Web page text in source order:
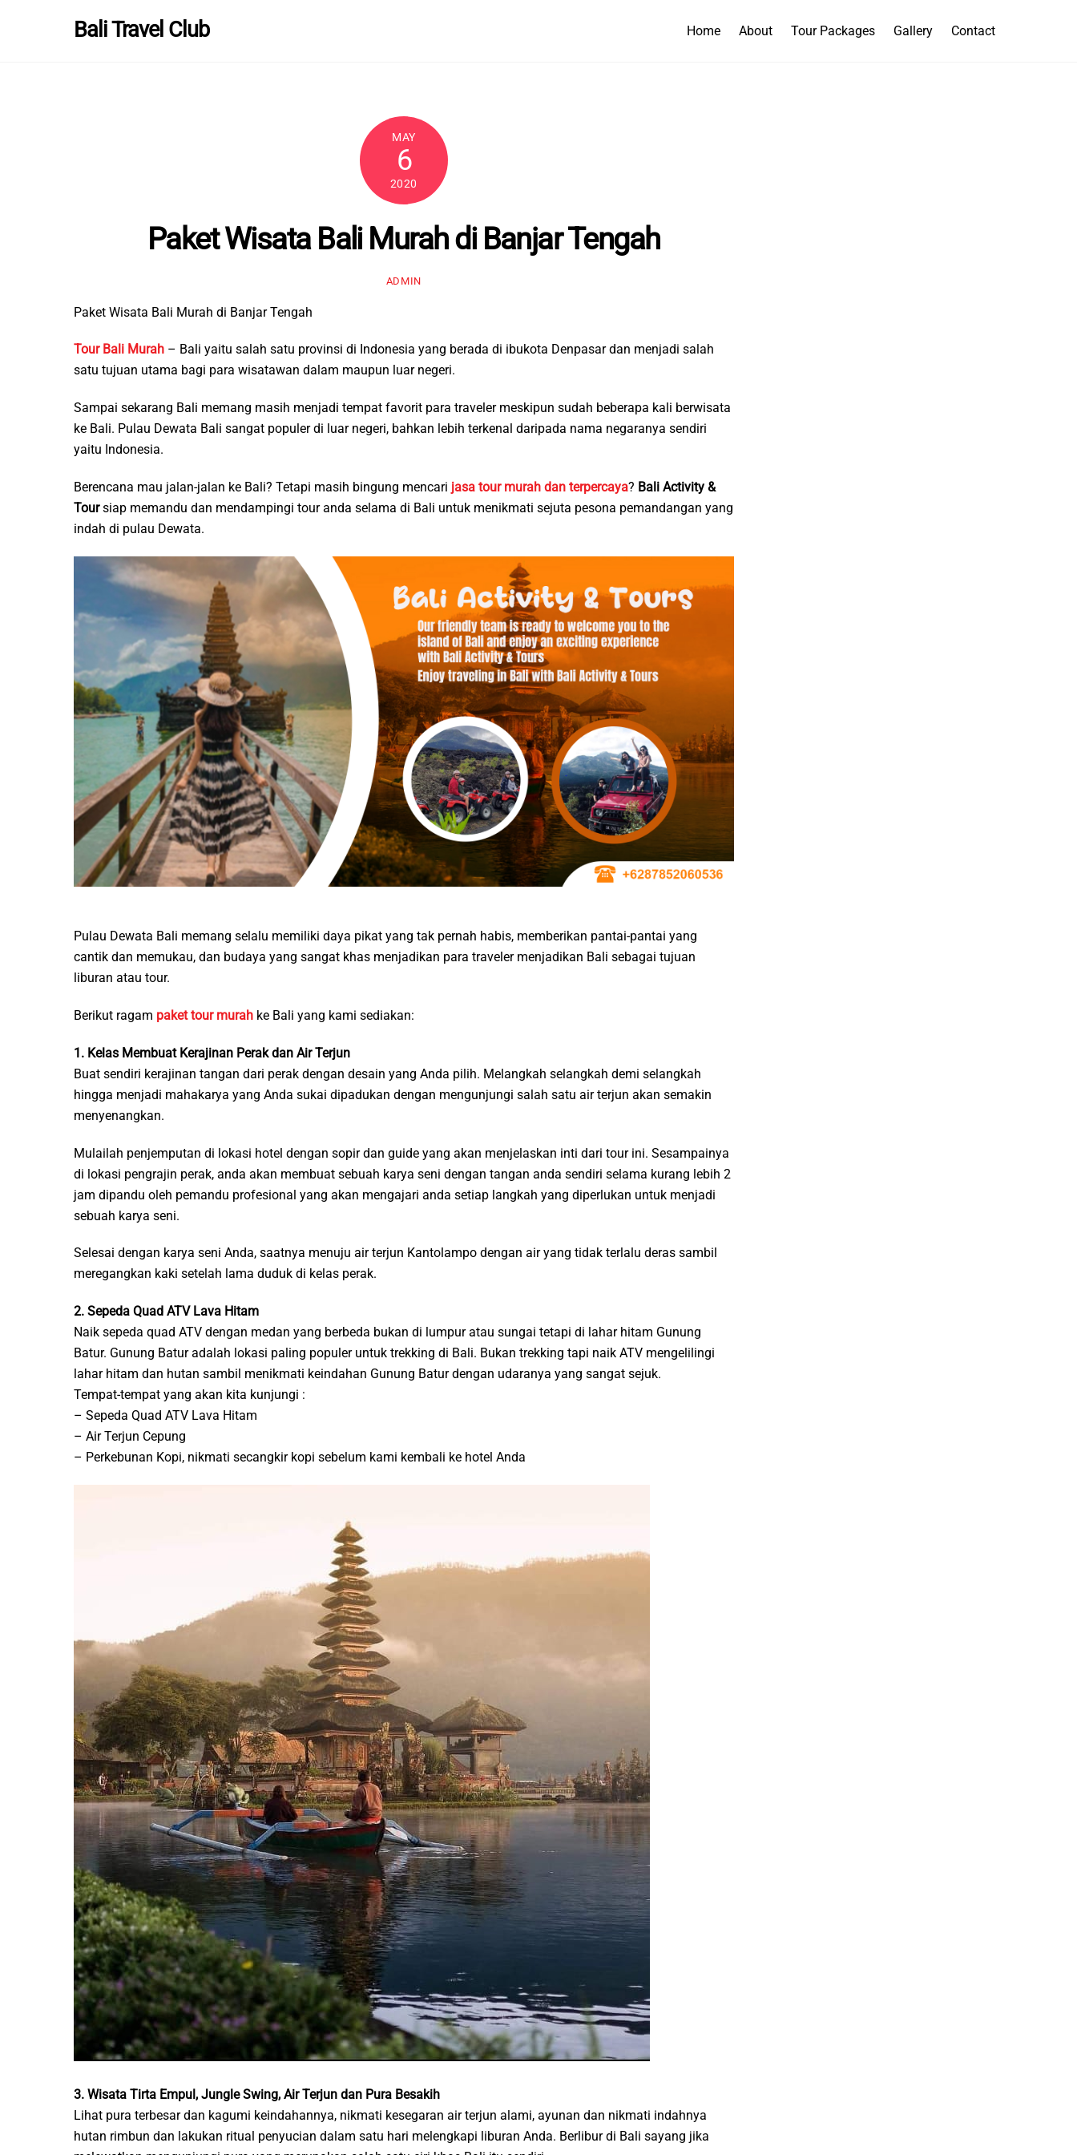
Bali Travel Club Home About Tour Packages Gallery Contact
MAY
6
2020
Paket Wisata Bali Murah di Banjar Tengah
ADMIN
Paket Wisata Bali Murah di Banjar Tengah
Tour Bali Murah – Bali yaitu salah satu provinsi di Indonesia yang berada di ibukota Denpasar dan menjadi salah
satu tujuan utama bagi para wisatawan dalam maupun luar negeri.
Sampai sekarang Bali memang masih menjadi tempat favorit para traveler meskipun sudah beberapa kali berwisata
ke Bali. Pulau Dewata Bali sangat populer di luar negeri, bahkan lebih terkenal daripada nama negaranya sendiri
yaitu Indonesia.
Berencana mau jalan-jalan ke Bali? Tetapi masih bingung mencari jasa tour murah dan terpercaya? Bali Activity &
Toursiap memandu dan mendampingi tour anda selama di Bali untuk menikmati sejuta pesona pemandangan yang
indah di pulau Dewata.
Pulau Dewata Bali memang selalu memiliki daya pikat yang tak pernah habis, memberikan pantai-pantai yang
cantik dan memukau, dan budaya yang sangat khas menjadikan para traveler menjadikan Bali sebagai tujuan
liburan atau tour.
Berikut ragam paket tour murah ke Bali yang kami sediakan:
1. Kelas Membuat Kerajinan Perak dan Air Terjun
Buat sendiri kerajinan tangan dari perak dengan desain yang Anda pilih. Melangkah selangkah demi selangkah
hingga menjadi mahakarya yang Anda sukai dipadukan dengan mengunjungi salah satu air terjun akan semakin
menyenangkan.
Mulailah penjemputan di lokasi hotel dengan sopir dan guide yang akan menjelaskan inti dari tour ini. Sesampainya
di lokasi pengrajin perak, anda akan membuat sebuah karya seni dengan tangan anda sendiri selama kurang lebih 2
jam dipandu oleh pemandu profesional yang akan mengajari anda setiap langkah yang diperlukan untuk menjadi
sebuah karya seni.
Selesai dengan karya seni Anda, saatnya menuju air terjun Kantolampo dengan air yang tidak terlalu deras sambil
meregangkan kaki setelah lama duduk di kelas perak.
2. Sepeda Quad ATV Lava Hitam
Naik sepeda quad ATV dengan medan yang berbeda bukan di lumpur atau sungai tetapi di lahar hitam Gunung
Batur. Gunung Batur adalah lokasi paling populer untuk trekking di Bali. Bukan trekking tapi naik ATV mengelilingi
lahar hitam dan hutan sambil menikmati keindahan Gunung Batur dengan udaranya yang sangat sejuk.
Tempat-tempat yang akan kita kunjungi :
– Sepeda Quad ATV Lava Hitam
– Air Terjun Cepung
– Perkebunan Kopi, nikmati secangkir kopi sebelum kami kembali ke hotel Anda
3. Wisata Tirta Empul, Jungle Swing, Air Terjun dan Pura Besakih
Lihat pura terbesar dan kagumi keindahannya, nikmati kesegaran air terjun alami, ayunan dan nikmati indahnya
hutan rimbun dan lakukan ritual penyucian dalam satu hari melengkapi liburan Anda. Berlibur di Bali sayang jika